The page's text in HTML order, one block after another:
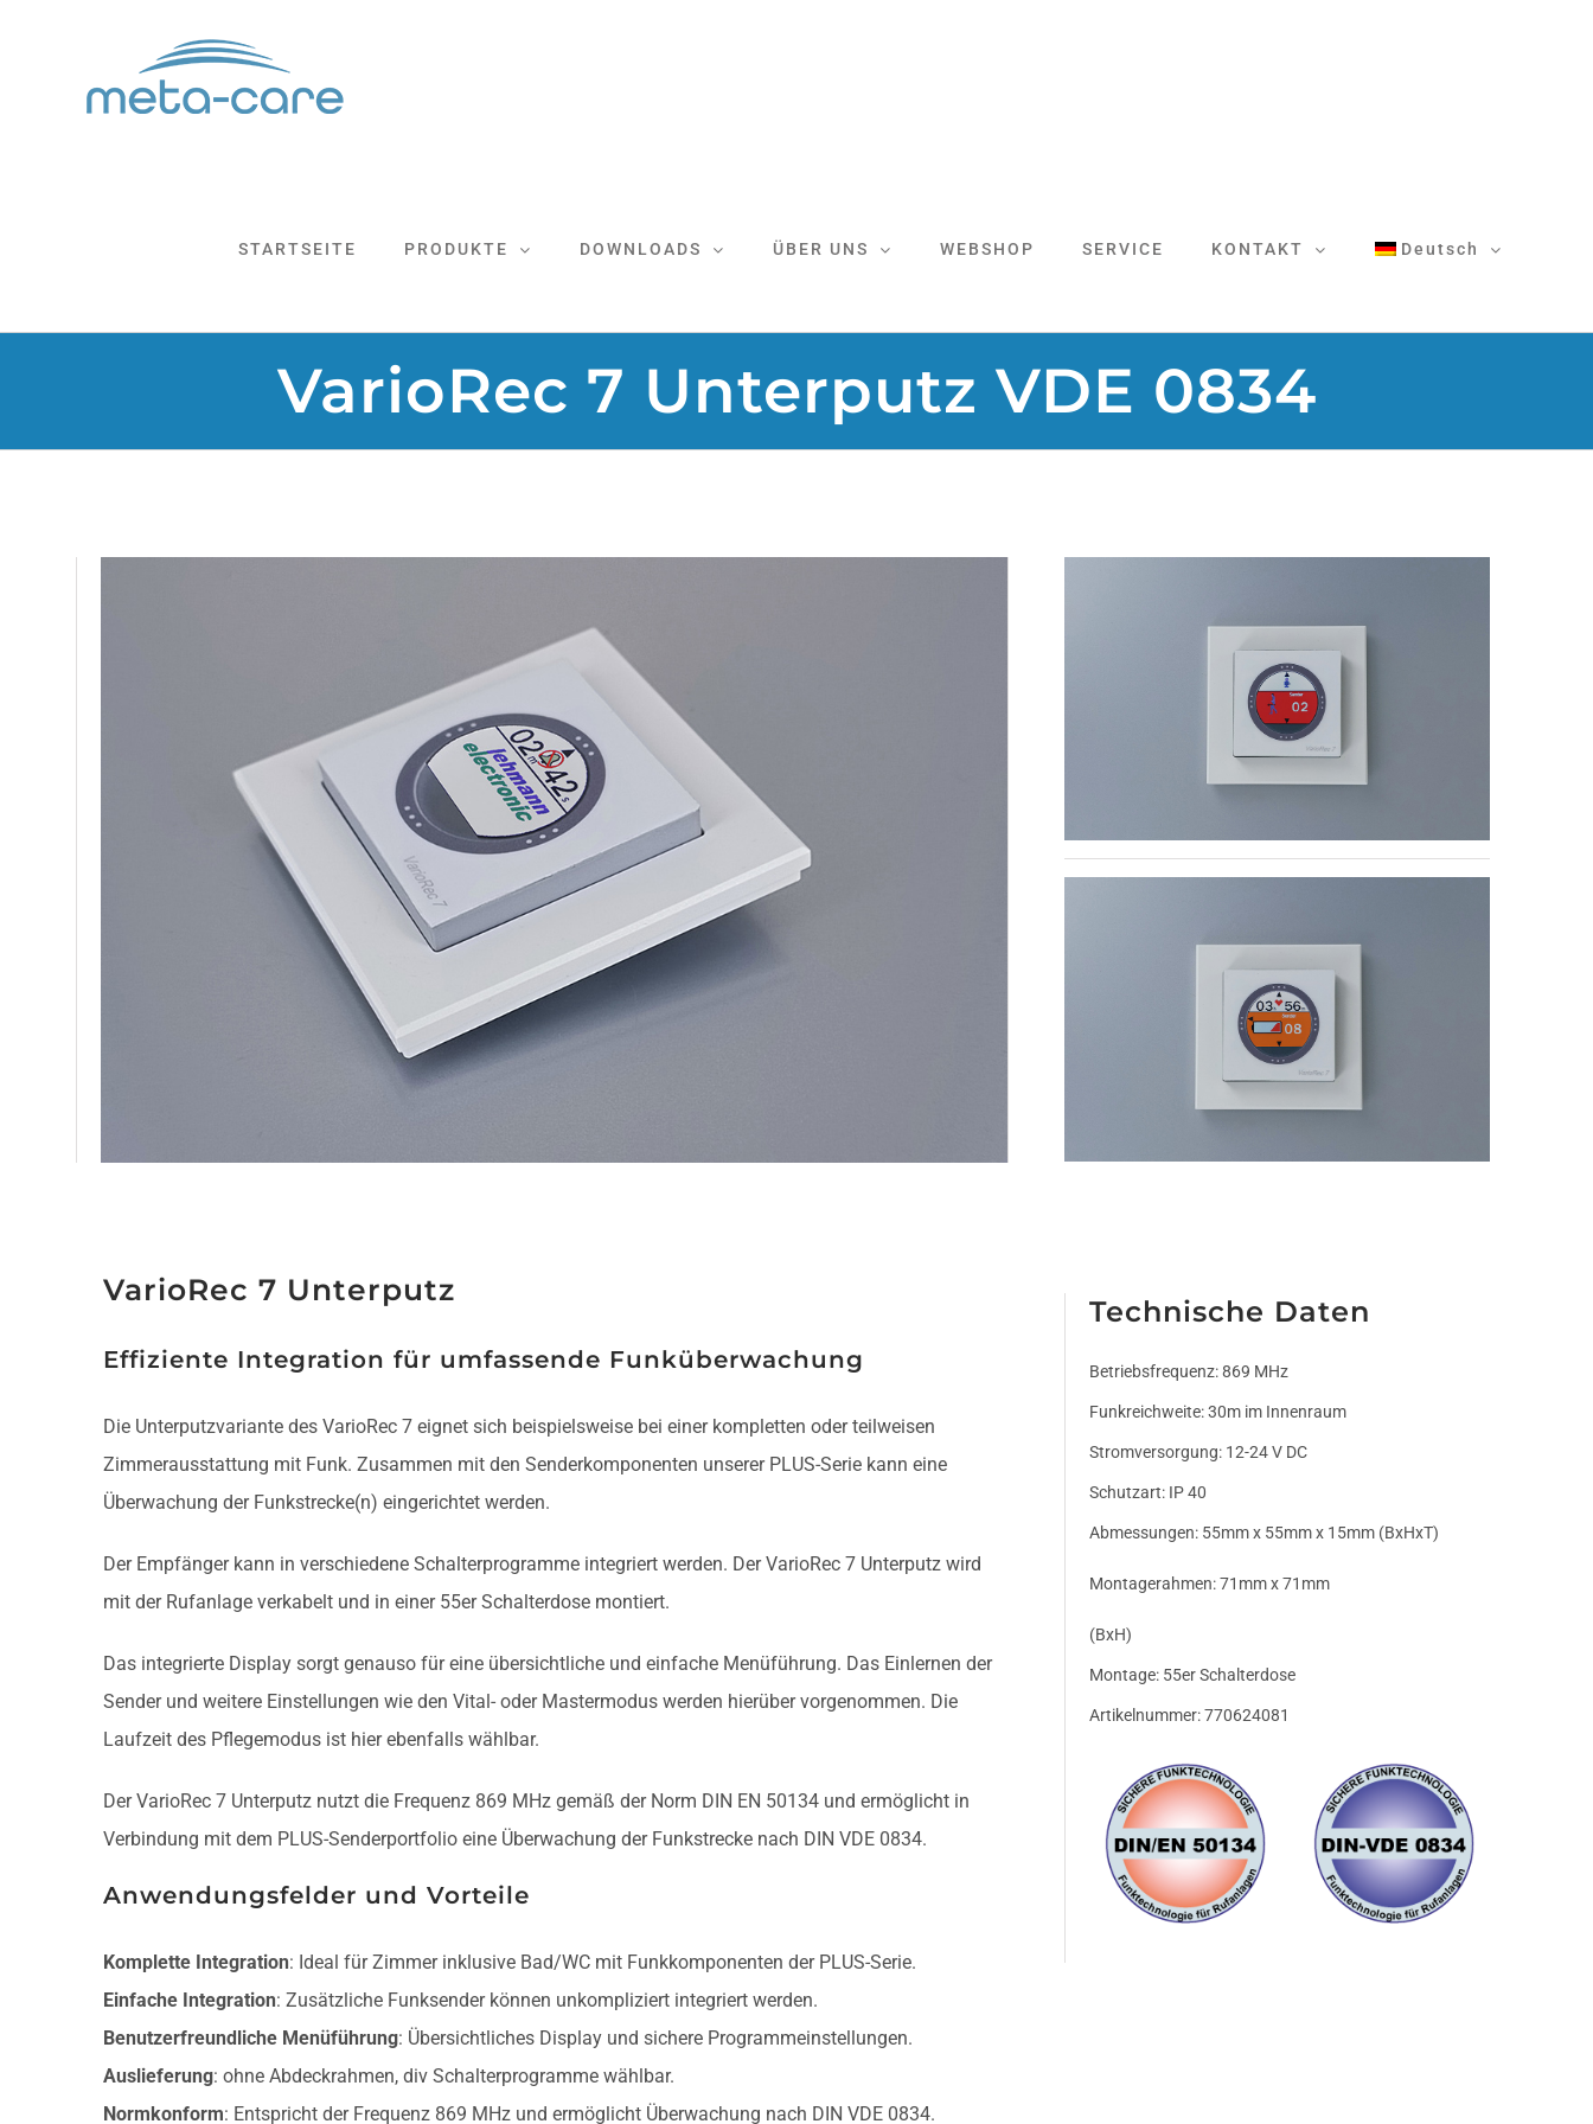
STARTSEITE PRODUKTE DOWNLOADS ÜBER UNS WEBSHOP SERVICE KONTAKT Deutsch
VarioRec 7 Unterputz VDE 0834
VarioRec 7 Unterputz
Effiziente Integration für umfassende Funküberwachung
Die Unterputzvariante des VarioRec 7 eignet sich beispielsweise bei einer kompletten oder teilweisen
Zimmerausstattung mit Funk. Zusammen mit den Senderkomponenten unserer PLUS-Serie kann eine
Überwachung der Funkstrecke(n) eingerichtet werden.
Der Empfänger kann in verschiedene Schalterprogramme integriert werden. Der VarioRec 7 Unterputz wird
mit der Rufanlage verkabelt und in einer 55er Schalterdose montiert.
Das integrierte Display sorgt genauso für eine übersichtliche und einfache Menüführung. Das Einlernen der
Sender und weitere Einstellungen wie den Vital- oder Mastermodus werden hierüber vorgenommen. Die
Laufzeit des Pflegemodus ist hier ebenfalls wählbar.
Der VarioRec 7 Unterputz nutzt die Frequenz 869 MHz gemäß der Norm DIN EN 50134 und ermöglicht in
Verbindung mit dem PLUS-Senderportfolio eine Überwachung der Funkstrecke nach DIN VDE 0834.
Anwendungsfelder und Vorteile
Komplette Integration: Ideal für Zimmer inklusive Bad/WC mit Funkkomponenten der PLUS-Serie.
Einfache Integration: Zusätzliche Funksender können unkompliziert integriert werden.
Benutzerfreundliche Menüführung: Übersichtliches Display und sichere Programmeinstellungen.
Auslieferung: ohne Abdeckrahmen, div Schalterprogramme wählbar.
Normkonform: Entspricht der Frequenz 869 MHz und ermöglicht Überwachung nach DIN VDE 0834.
Technische Daten
Betriebsfrequenz: 869 MHz
Funkreichweite: 30m im Innenraum
Stromversorgung: 12-24 V DC
Schutzart: IP 40
Abmessungen: 55mm x 55mm x 15mm (BxHxT)
Montagerahmen: 71mm x 71mm
(BxH)
Montage: 55er Schalterdose
Artikelnummer: 770624081